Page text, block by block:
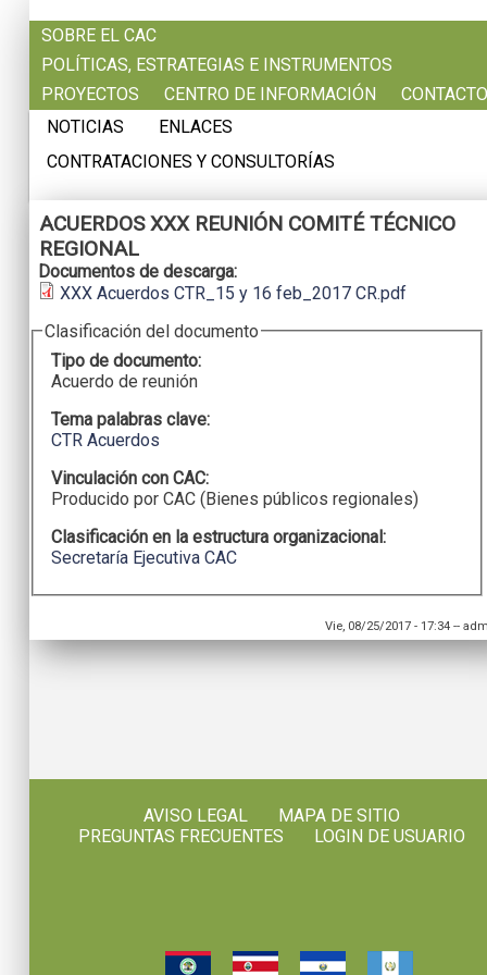
SOBRE EL CAC
POLÍTICAS, ESTRATEGIAS E INSTRUMENTOS
PROYECTOS
CENTRO DE INFORMACIÓN
CONTACTO
NOTICIAS
ENLACES
CONTRATACIONES Y CONSULTORÍAS
ACUERDOS XXX REUNIÓN COMITÉ TÉCNICO
REGIONAL
Documentos de descarga:
XXX Acuerdos CTR_15 y 16 feb_2017 CR.pdf
Clasificación del documento
Tipo de documento:
Acuerdo de reunión
Tema palabras clave:
CTR Acuerdos
Vinculación con CAC:
Producido por CAC (Bienes públicos regionales)
Clasificación en la estructura organizacional:
Secretaría Ejecutiva CAC
Vie, 08/25/2017 - 17:34 --
AVISO LEGAL
MAPA DE SITIO
PREGUNTAS FRECUENTES
LOGIN DE USUARIO